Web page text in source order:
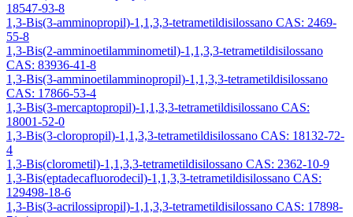
18547-93-8
1,3-Bis(3-amminopropil)-1,1,3,3-tetrametildisilossano CAS: 2469-
55-8
1,3-Bis(2-amminoetilamminometil)-1,1,3,3-tetrametildisilossano
CAS: 83936-41-8
1,3-Bis(3-amminoetilamminopropil)-1,1,3,3-tetrametildisilossano
CAS: 17866-53-4
1,3-Bis(3-mercaptopropil)-1,1,3,3-tetrametildisilossano CAS:
18001-52-0
1,3-Bis(3-cloropropil)-1,1,3,3-tetrametildisilossano CAS: 18132-72-
4
1,3-Bis(clorometil)-1,1,3,3-tetrametildisilossano CAS: 2362-10-9
1,3-Bis(eptadecafluorodecil)-1,1,3,3-tetrametildisilossano CAS:
129498-18-6
1,3-Bis(3-acrilossipropil)-1,1,3,3-tetrametildisilossano CAS: 17898-